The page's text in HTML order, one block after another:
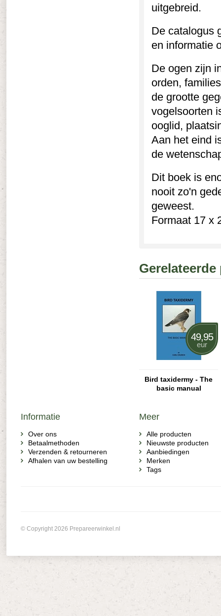
uitgebreid.
De catalogus
en informatie
De ogen zijn
orden,
de grootte
vogelsoorten
ooglid,
Aan het eind
de
Dit boek is
nooit zo'n
geweest.
Formaat 17 x
49,95
eur
Bird taxidermy - The
basic manual
Informatie
Over ons
Betaalmethoden
Verzenden & retourneren
Afhalen van uw bestelling
Meer
Alle producten
Nieuwste producten
Aanbiedingen
Merken
Tags
© Copyright 2026 Prepareerwinkel.nl